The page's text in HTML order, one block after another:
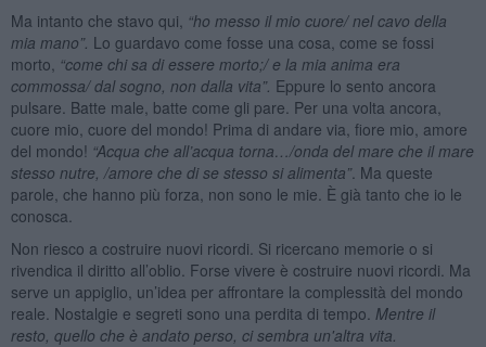
Ma intanto che stavo qui, “ho messo il mio cuore/ nel cavo della
mia mano”. Lo guardavo come fosse una cosa, come se fossi
morto, “come chi sa di essere morto;/ e la mia anima era
commossa/ dal sogno, non dalla vita”. Eppure lo sento ancora
pulsare. Batte male, batte come gli pare. Per una volta ancora,
cuore mio, cuore del mondo! Prima di andare via, fiore mio, amore
del mondo! “Acqua che all’acqua torna… /onda del mare che il mare
stesso nutre, /amore che di se stesso si alimenta”. Ma queste
parole, che hanno più forza, non sono le mie. È già tanto che io le
conosca.
Non riesco a costruire nuovi ricordi. Si ricercano memorie o si
rivendica il diritto all’oblio. Forse vivere è costruire nuovi ricordi. Ma
serve un appiglio, un’idea per affrontare la complessità del mondo
reale. Nostalgie e segreti sono una perdita di tempo. Mentre il
resto, quello che è andato perso, ci sembra un'altra vita.